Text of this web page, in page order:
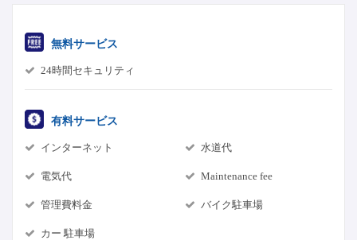
無料サービス
24時間セキュリティ
有料サービス
インターネット 水道代
電気代 Maintenance fee
管理費料金 バイク駐車場
カー 駐車場